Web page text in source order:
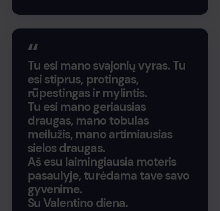
Tu esi mano svajonių vyras. Tu
esi stiprus, protingas,
rūpestingas ir mylintis.
Tu esi mano geriausias
draugas, mano tobulas
meilužis, mano artimiausias
sielos draugas.
Aš esu laimingiausia moteris
pasaulyje, turėdama tave savo
gyvenime.
Su Valentino diena.